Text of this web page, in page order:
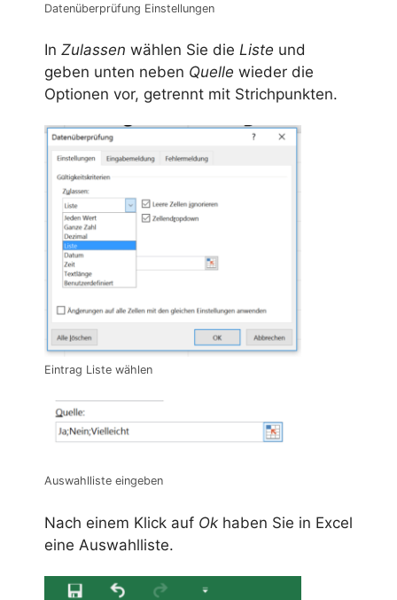
Datenüberprüfung Einstellungen
In Zulassen wählen Sie die Liste und
geben unten neben Quelle wieder die
Optionen vor, getrennt mit Strichpunkten.
Eintrag Liste wählen
Auswahlliste eingeben
Nach einem Klick auf Ok haben Sie in Excel
eine Auswahlliste.